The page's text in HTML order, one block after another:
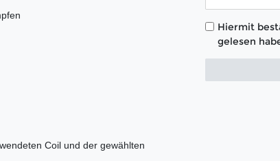
Coil und der gewählten
Hiermit
gelesen